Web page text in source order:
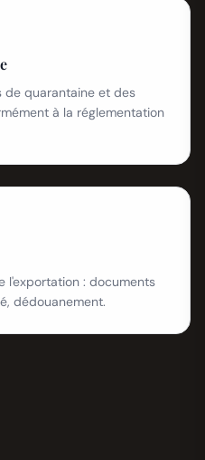
de quarantaine et des
à la réglementation
l'exportation : documents
dédouanement.